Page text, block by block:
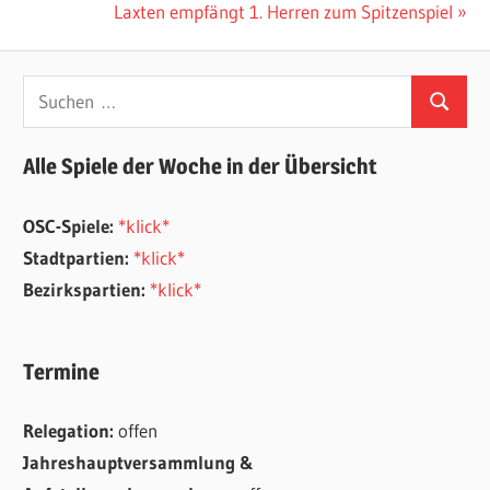
Nächster
Laxten empfängt 1. Herren zum Spitzenspiel
Suchen
nach:
Suchen
Alle Spiele der Woche in der Übersicht
OSC-Spiele: *klick*
Stadtpartien: *klick*
Bezirkspartien: *klick*
Termine
Relegation:offen
Jahreshauptversammlung &